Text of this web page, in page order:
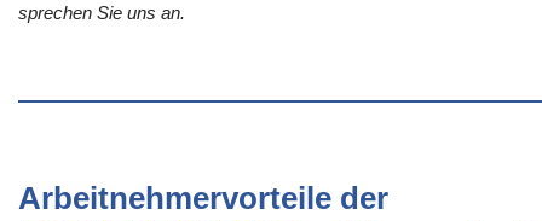
sprechen Sie uns an.
Arbeitnehmervorteile der